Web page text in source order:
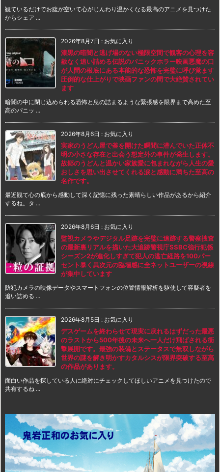
観ているだけでお腹が空いて心がじんわり温かくなる最高のアニメを見つけた
からシェア ...
2026年8月7日 : お気に入り
漆黒の暗闇と逃げ場のない極限空間で観客の心理を容
赦なく追い詰める伝説のパニックホラー映画悪魔の口
が人間の根底にある本能的な恐怖を完璧に呼び覚ます
圧倒的な仕上がりで映画ファンの間で大絶賛されてい
ます
暗闇の中に閉じ込められる恐怖と息の詰まるような緊張感を限界まで高めた至
高のパニッ ...
2026年8月6日 : お気に入り
実家のうどん屋で釜を開けた瞬間に潜んでいた正体不
明の小さな存在と出会う想定外の事件が発生します。
故郷のうどんと温かい家族愛に包まれながら人生の愛
おしさを思い出させてくれる涙と感動に満ちた至高の
名作です。
最近観て心の底から感動して深く記憶に残った素晴らしい作品があるから紹介
するね。タ ...
2026年8月6日 : お気に入り
監視カメラやデジタル足跡を完璧に追跡する警察捜査
の最新裏リアルを描いた大追跡警視庁SSBC強行犯係
シーズン2が進化しすぎて犯人の逃亡経路を100パー
セント暴く異次元の臨場感に全ネットユーザーの視線
が集中しています
防犯カメラの映像データやスマートフォンの位置情報解析を駆使して容疑者を
追い詰める ...
2026年8月5日 : お気に入り
デスゲームを終わらせて現実に戻れるはずだった最悪
のラストから500年後の未来へ一人だけ飛ばされる衝
撃展開です。最強の装備とステータスで無双しながら
世界の謎を解き明かすカタルシスが限界突破する至高
の作品があります。
面白い作品を探している人に絶対にチェックしてほしいアニメを見つけたので
共有するね ...